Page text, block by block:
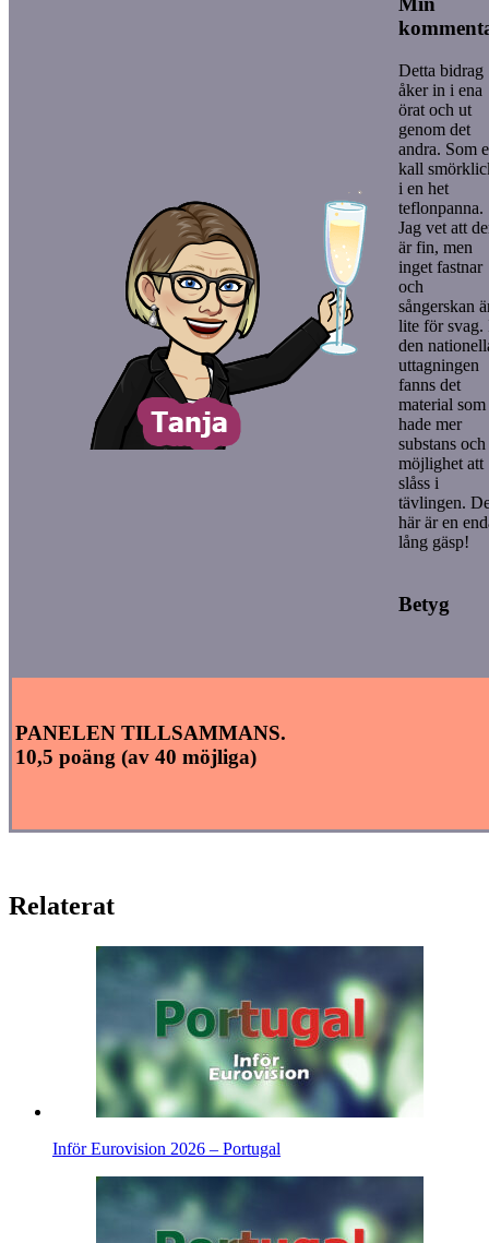
Detta bidrag
åker in i ena
örat och ut
genom det
andra. Som
kall
i en het
teflonpanna.
Jag vet att
är fin, men
inget fastnar
och
sångerskan
lite för svag.
den
uttagningen
fanns det
material som
hade mer
substans och
möjlighet att
slåss i
tävlingen.
här är en
lång gäsp!
Betyg
PANELEN TILLSAMMANS.
10,5 poäng (av 40 möjliga)
Relaterat
Inför Eurovision 2026 – Portugal